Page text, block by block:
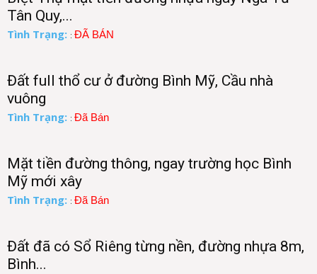
Tân Quy,...
Tình Trạng: : ĐÃ BÁN
Đất full thổ cư ở đường Bình Mỹ, Cầu nhà
vuông
Tình Trạng: : Đã Bán
Mặt tiền đường thông, ngay trường học Bình
Mỹ mới xây
Tình Trạng: : Đã Bán
Đất đã có Sổ Riêng từng nền, đường nhựa 8m,
Bình...